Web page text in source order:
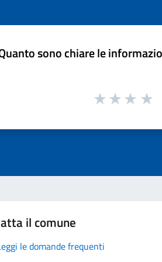
sono chiare le
il comune
le domande frequenti